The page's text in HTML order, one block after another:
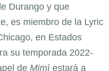
Durango y que
es miembro de la Lyric
en Estados
su temporada 2022-
de Mimì estará a